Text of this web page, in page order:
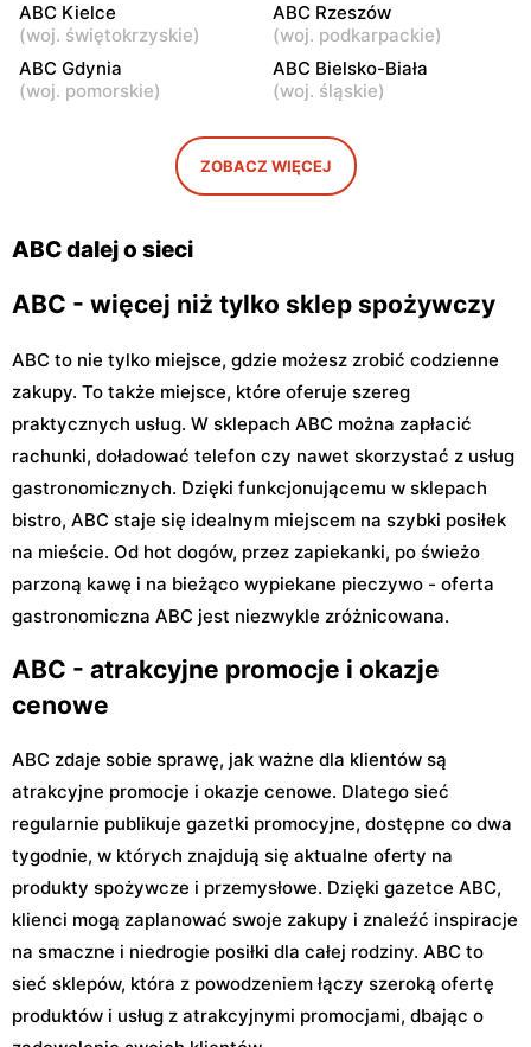
ABC
Warszawa, ul. Grenadierów
2
ABC
Warszawa, ul. Jana
Kochanowskiego 39
Warszawa, ul. Andrzeja
Warszawa, ul. Samarytanka
3
Warszawa, ul. Sulejkowska
43
ABC Kielce
(woj. świętokrzyskie)
ABC Rzeszów
(woj. podkarpackie)
ABC Gdynia
(woj. pomorskie)
ABC Bielsko-Biała
(woj. śląskie)
ZOBACZ WIĘCEJ
ABC dalej o sieci
ABC - więcej niż tylko sklep spożywczy
ABC to nie tylko miejsce, gdzie możesz zrobić codzienne
zakupy. To także miejsce, które oferuje szereg
praktycznych usług. W sklepach ABC można zapłacić
rachunki, doładować telefon czy nawet skorzystać z usług
gastronomicznych. Dzięki funkcjonującemu w sklepach
bistro, ABC staje się idealnym miejscem na szybki posiłek
na mieście. Od hot dogów, przez zapiekanki, po świeżo
parzoną kawę i na bieżąco wypiekane pieczywo - oferta
gastronomiczna ABC jest niezwykle zróżnicowana.
ABC - atrakcyjne promocje i okazje
cenowe
ABC zdaje sobie sprawę, jak ważne dla klientów są
atrakcyjne promocje i okazje cenowe. Dlatego sieć
regularnie publikuje gazetki promocyjne, dostępne co dwa
tygodnie, w których znajdują się aktualne oferty na
produkty spożywcze i przemysłowe. Dzięki gazetce ABC,
klienci mogą zaplanować swoje zakupy i znaleźć inspiracje
na smaczne i niedrogie posiłki dla całej rodziny. ABC to
sieć sklepów, która z powodzeniem łączy szeroką ofertę
produktów i usług z atrakcyjnymi promocjami, dbając o